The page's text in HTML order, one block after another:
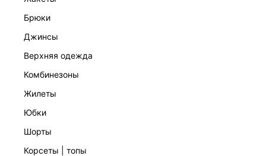
брюки
джинсы
верхняя одежда
комбинезоны
жилеты
юбки
шорты
корсеты | топы